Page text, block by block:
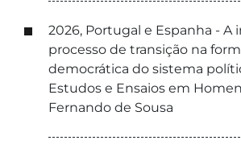
2026, Portugal e Espanha - A
processo de transição na
democrática do sistema
Estudos e Ensaios em
Fernando de Sousa